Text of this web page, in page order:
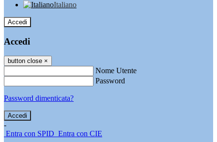
Italiano
Accedi
Accedi
button close ×
Nome Utente
Password
Password dimenticata?
-
Entra con SPID Entra con CIE